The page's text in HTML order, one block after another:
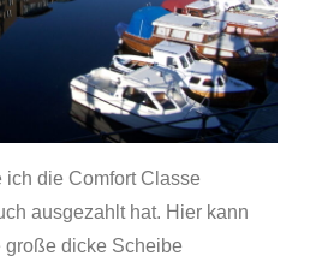
ich die Comfort Classe
ausgezahlt hat. Hier kann
dicke Scheibe